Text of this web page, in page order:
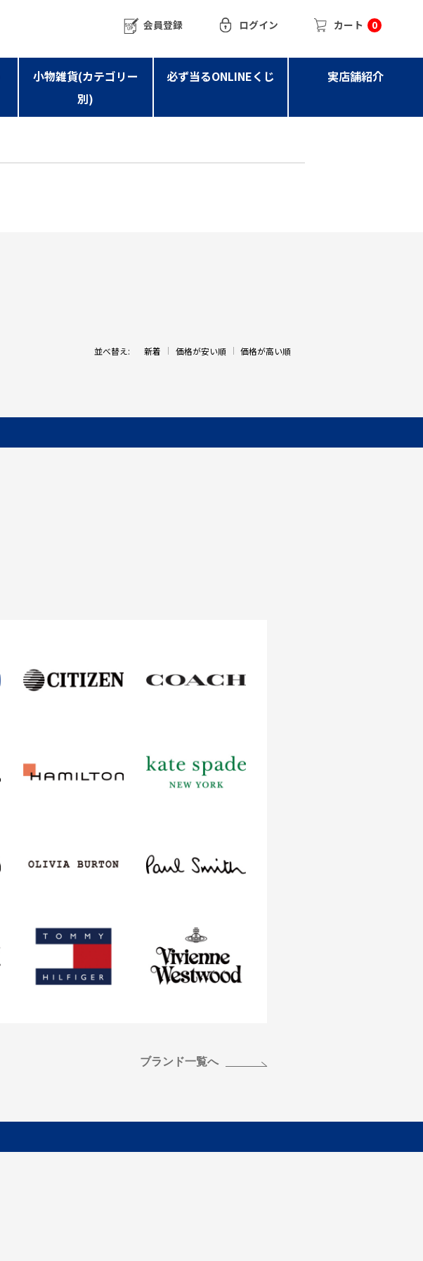
会員登録 ログイン カート 0
小物雑貨(カテゴリー
別)
必ず当るONLINEくじ 実店舗紹介
並べ替え: 新着 価格が安い順 価格が高い順
ブランド一覧へ